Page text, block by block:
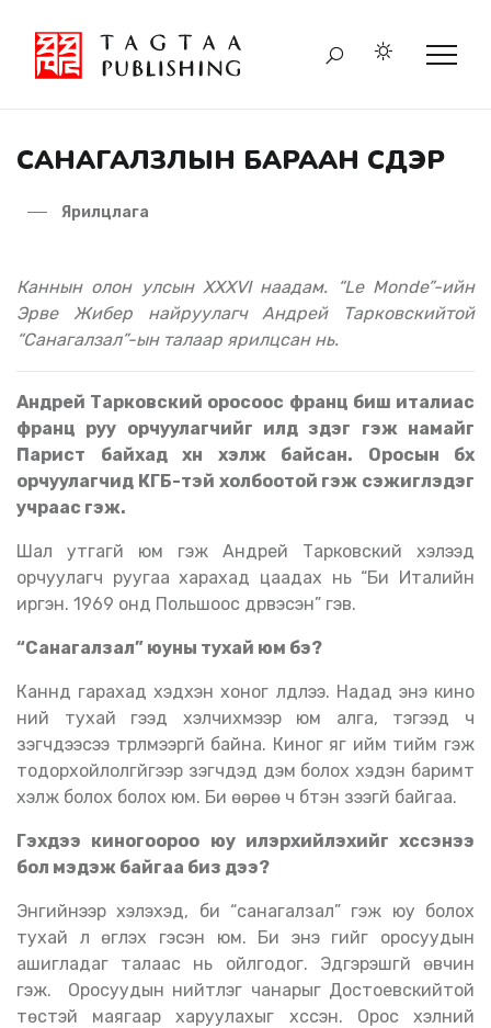
САНАГАЛЗЛЫН БАРААН СҮҮДЭР
Ярилцлага
Каннын олон улсын XXXVIнаадам. “Le Monde”-ийн
Эрве Жибер найруулагч Андрей Тарковскийтой
“Санагалзал”-ын талаар ярилцсан нь.
Андрей Тарковский оросоос франц биш италиас
франц руу орчуулагчийг илүүд үздэг гэж намайг
Парист байхад хүн хэлж байсан. Оросын бүх
орчуулагчид КГБ-тэй холбоотой гэж сэжиглэдэг
учраас гэж.
Шал утгагүй юм гэж Андрей Тарковский хэлээд
орчуулагч руугаа харахад цаадах нь “Би Италийн
иргэн. 1969 онд Польшоос дүрвэсэн” гэв.
“Санагалзал” юуны тухай юм бэ?
Каннд гарахад хэдхэн хоног үлдлээ. Надад энэ кино
үүний тухай гээд хэлчихмээр юм алга, тэгээд ч
үзэгчдээсээ түрүүлмээргүй байна. Киног яг ийм тийм гэж
тодорхойлолгүйгээр үзэгчдэд дэм болох хэдэн баримт
хэлж болох болох юм. Би өөрөө ч бүтэн үзээгүй байгаа.
Гэхдээ киногоороо юу илэрхийлэхийг хүссэнээ
бол мэдэж байгаа биз дээ?
Энгийнээр хэлэхэд, би “санагалзал” гэж юу болох
тухай л өгүүлэх гэсэн юм. Би энэ үгийг оросуудын
ашигладаг талаас нь ойлгодог. Эдгэрэшгүй өвчин
гэж. Оросуудын нийтлэг чанарыг Достоевскийтой
төстэй маягаар харуулахыг хүссэн. Орос хэлний